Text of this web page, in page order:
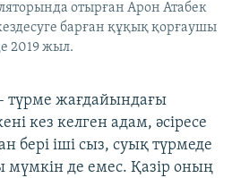
отырған Арон Атабек
барған құқық қорғаушы
2019 жыл.
түрме жағдайындағы
кез келген адам, әсіресе
бері іші сыз, суық түрмеде
мүмкін де емес. Қазір оның